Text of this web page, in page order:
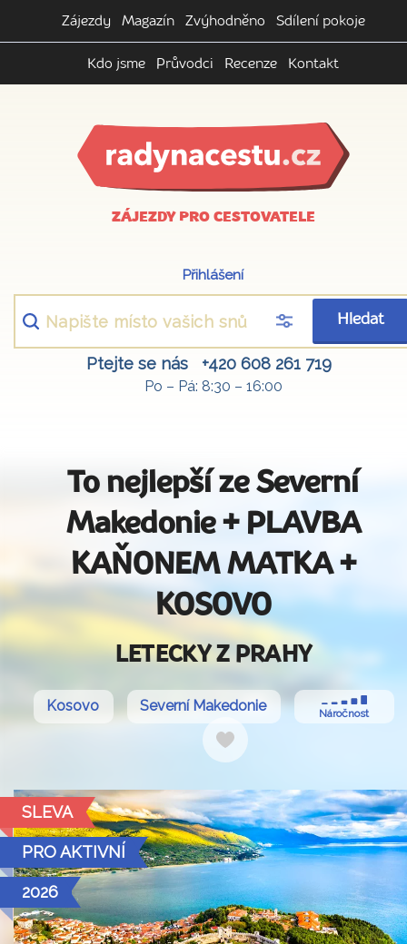
Zájezdy Magazín Zvýhodněno Sdílení pokoje
Kdo jsme Průvodci Recenze Kontakt
ZÁJEZDY PRO CESTOVATELE
Přihlášení
Hledat
Ptejte se nás +420 608 261 719
Po – Pá: 8:30 – 16:00
To nejlepší ze Severní
Makedonie + PLAVBA
KAŇONEM MATKA +
KOSOVO
LETECKY Z PRAHY
Kosovo Severní Makedonie Náročnost
Do
oblíbených
SLEVA
PRO AKTIVNÍ
2026